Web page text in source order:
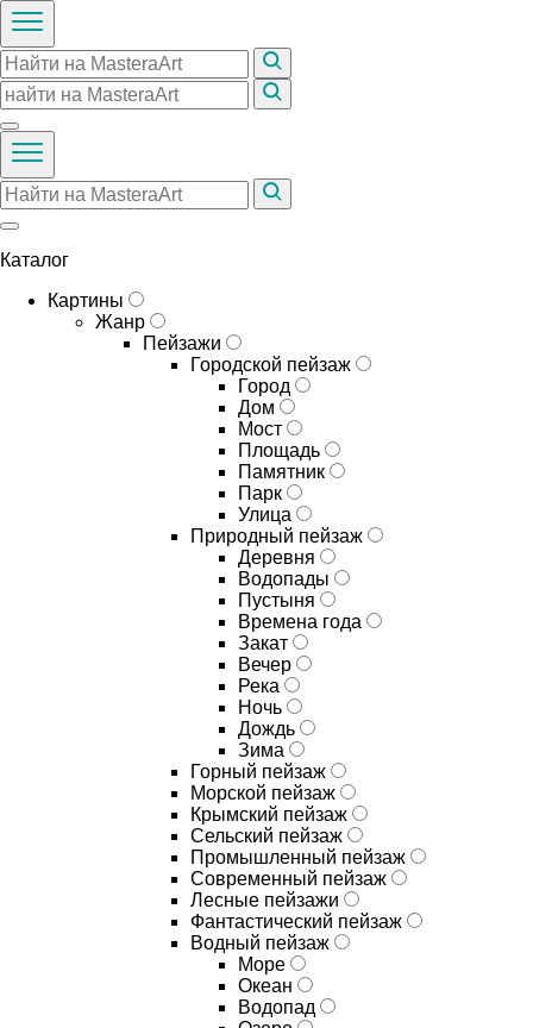
Каталог
Картины
Жанр
Пейзажи
Городской пейзаж
Город
Дом
Мост
Площадь
Памятник
Парк
Улица
Природный пейзаж
Деревня
Водопады
Пустыня
Времена года
Закат
Вечер
Река
Ночь
Дождь
Зима
Горный пейзаж
Морской пейзаж
Крымский пейзаж
Сельский пейзаж
Промышленный пейзаж
Современный пейзаж
Лесные пейзажи
Фантастический пейзаж
Водный пейзаж
Море
Океан
Водопад